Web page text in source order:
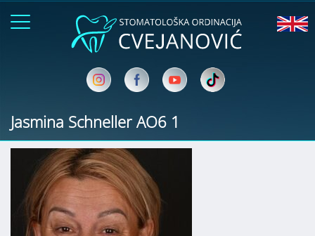
Jasmina Schneller AO6 1